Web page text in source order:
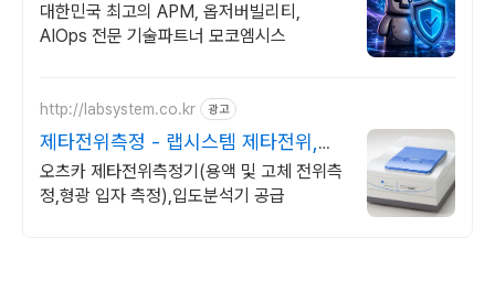
대한민국 최고의 APM, 옵저버빌리티,
AIOps 전문 기술파트너 모코엠시스
http://labsystem.co.kr 광고
제타전위측정 - 랩시스템 제타전위,분
자량,입도 분석
오츠카 제타전위측정기(용액 및 고체 전위측
정,형광 입자 측정),입도분석기 공급